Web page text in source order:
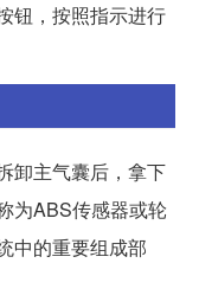
钮，按照指示进行
卸主气囊后，拿下
为ABS传感器或轮
中的重要组成部